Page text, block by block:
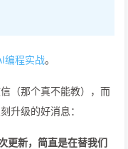
编程实战。
（那个真不能教），而
升级的好消息：
更新，简直是在替我们